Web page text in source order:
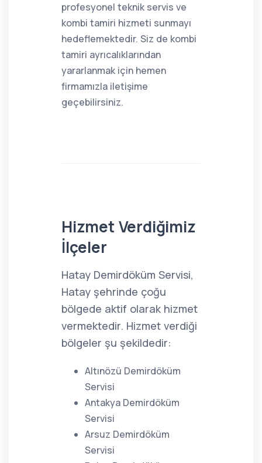
profesyonel teknik servis ve
kombi tamiri hizmeti sunmayı
hedeflemektedir. Siz de kombi
tamiri ayrıcalıklarından
yararlanmak için hemen
firmamızla iletişime
geçebilirsiniz.
Hizmet Verdiğimiz
İlçeler
Hatay Demirdöküm Servisi,
Hatay şehrinde çoğu
bölgede aktif olarak hizmet
vermektedir. Hizmet verdiği
bölgeler şu şekildedir:
Altınözü Demirdöküm
Servisi
Antakya Demirdöküm
Servisi
Arsuz Demirdöküm
Servisi